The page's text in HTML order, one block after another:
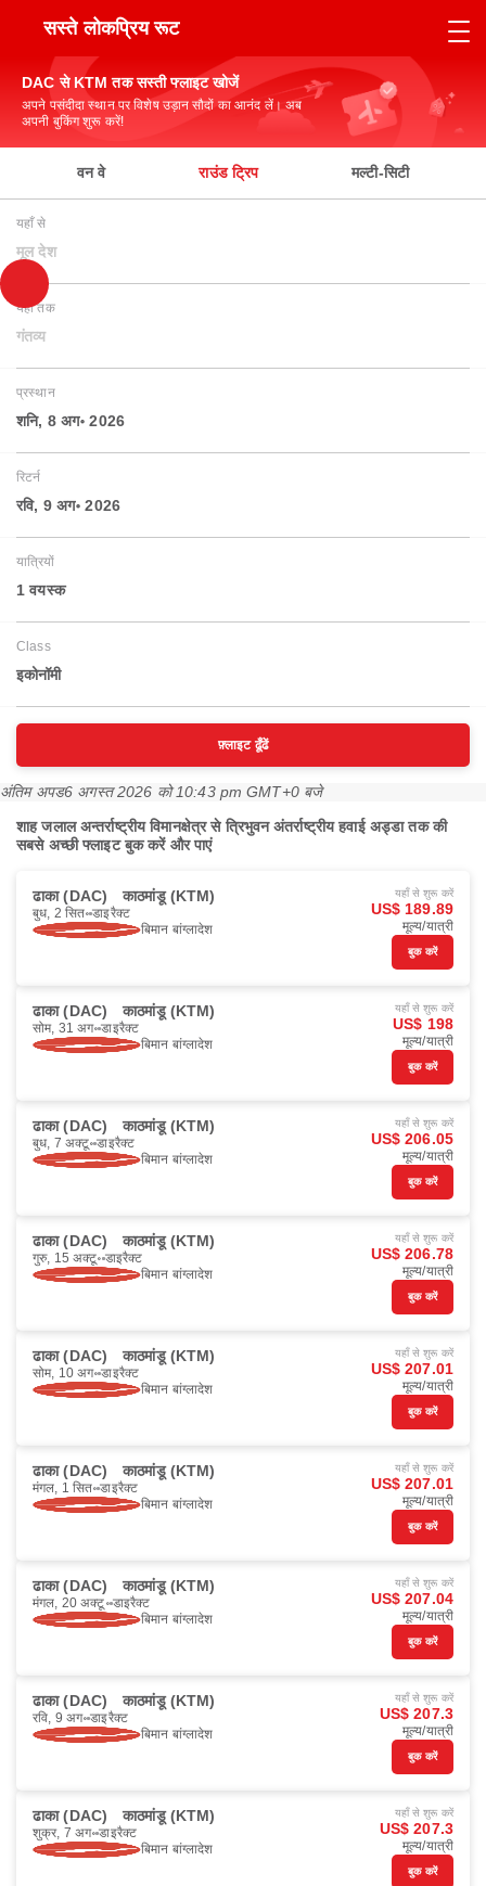
सस्ते लोकप्रिय रूट
DAC से KTM तक सस्ती फ्लाइट खोजें
अपने पसंदीदा स्थान पर विशेष उड़ान सौदों का आनंद लें। अब
अपनी बुकिंग शुरू करें!
वन वे राउंड ट्रिप मल्टी-सिटी
यहाँ से
मूल देश
यहाँ तक
गंतव्य
प्रस्थान
शनि, 8 अग॰ 2026
रिटर्न
रवि, 9 अग॰ 2026
यात्रियों
1 वयस्‍क
Class
इकोनॉमी
फ़्लाइट ढूँढें
अंतिम अपड6 अगस्त 2026 को 10:43 pm GMT+0 बजे
शाह जलाल अन्तर्राष्ट्रीय विमानक्षेत्र से त्रिभुवन अंतर्राष्ट्रीय हवाई अड्डा तक की
सबसे अच्छी फ्लाइट बुक करें और पाएं
ढाका (DAC) काठमांडू (KTM)
बुध, 2 सित॰ डाइरैक्ट
बिमान बांग्लादेश
यहाँ से शुरू करें
US$ 189.89
मूल्य/यात्री
बुक करें
ढाका (DAC) काठमांडू (KTM)
सोम, 31 अग॰ डाइरैक्ट
बिमान बांग्लादेश
यहाँ से शुरू करें
US$ 198
मूल्य/यात्री
बुक करें
ढाका (DAC) काठमांडू (KTM)
बुध, 7 अक्टू॰ डाइरैक्ट
बिमान बांग्लादेश
यहाँ से शुरू करें
US$ 206.05
मूल्य/यात्री
बुक करें
ढाका (DAC) काठमांडू (KTM)
गुरु, 15 अक्टू॰ डाइरैक्ट
बिमान बांग्लादेश
यहाँ से शुरू करें
US$ 206.78
मूल्य/यात्री
बुक करें
ढाका (DAC) काठमांडू (KTM)
सोम, 10 अग॰ डाइरैक्ट
बिमान बांग्लादेश
यहाँ से शुरू करें
US$ 207.01
मूल्य/यात्री
बुक करें
ढाका (DAC) काठमांडू (KTM)
मंगल, 1 सित॰ डाइरैक्ट
बिमान बांग्लादेश
यहाँ से शुरू करें
US$ 207.01
मूल्य/यात्री
बुक करें
ढाका (DAC) काठमांडू (KTM)
मंगल, 20 अक्टू॰ डाइरैक्ट
बिमान बांग्लादेश
यहाँ से शुरू करें
US$ 207.04
मूल्य/यात्री
बुक करें
ढाका (DAC) काठमांडू (KTM)
रवि, 9 अग॰ डाइरैक्ट
बिमान बांग्लादेश
यहाँ से शुरू करें
US$ 207.3
मूल्य/यात्री
बुक करें
ढाका (DAC) काठमांडू (KTM)
शुक्र, 7 अग॰ डाइरैक्ट
बिमान बांग्लादेश
यहाँ से शुरू करें
US$ 207.3
मूल्य/यात्री
बुक करें